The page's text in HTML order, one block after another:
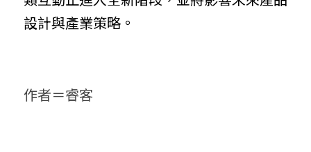
設計與產業策略。
作者＝睿客